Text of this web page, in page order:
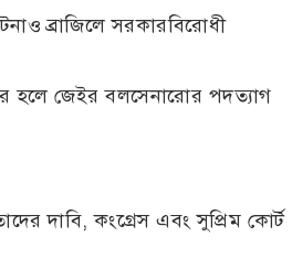
ব্রাজিলে সরকারবিরোধী
হলে জেইর বলসেনারোর পদত্যাগ
দাবি, কংগ্রেস এবং সুপ্রিম কোর্ট